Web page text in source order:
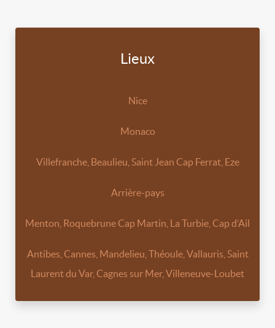
Lieux
Nice
Monaco
Villefranche, Beaulieu, Saint Jean Cap Ferrat, Eze
Arrière-pays
Menton, Roquebrune Cap Martin, La Turbie, Cap d’Ail
Antibes, Cannes, Mandelieu, Théoule, Vallauris, Saint
Laurent du Var, Cagnes sur Mer, Villeneuve-Loubet